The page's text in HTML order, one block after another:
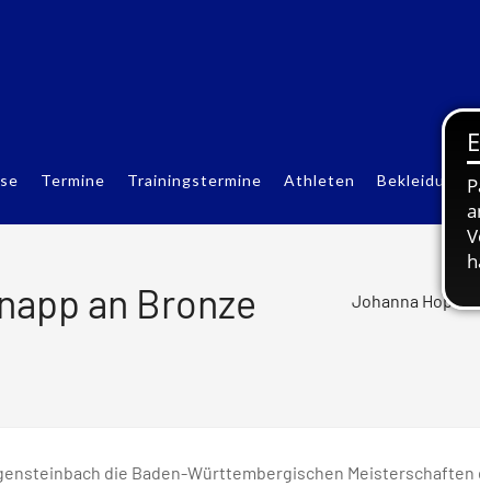
Termine Trainingstermine Athleten Bekleidung
Johanna
an Bronze
die Baden-Württembergischen Meisterschaften